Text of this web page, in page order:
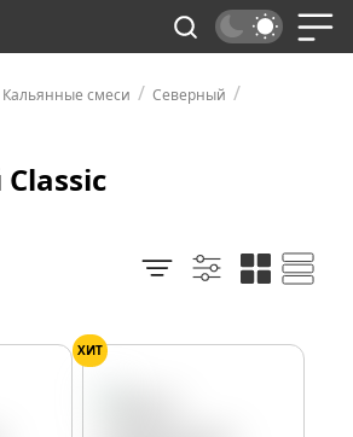
Кальянные смеси / Северный /
ХИТ